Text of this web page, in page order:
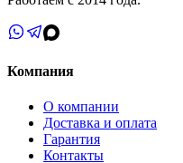
Компания
О компании
Доставка и оплата
Гарантия
Контакты